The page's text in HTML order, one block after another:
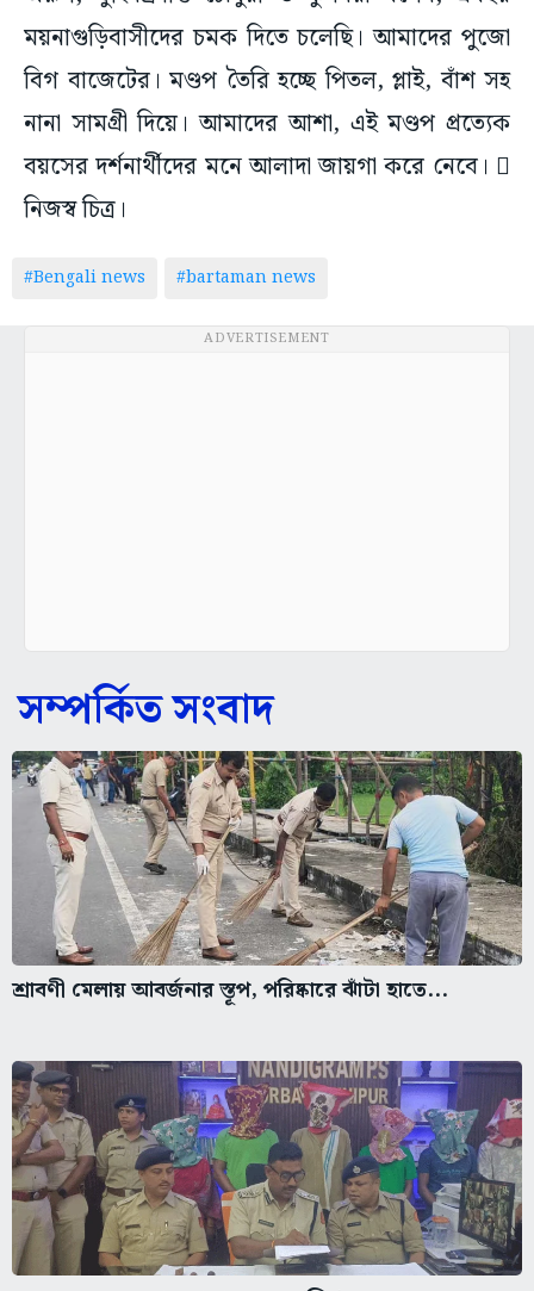
ময়নাগুড়িবাসীদের চমক দিতে চলেছি। আমাদের পুজো
বিগ বাজেটের। মণ্ডপ তৈরি হচ্ছে পিতল, প্লাই, বাঁশ সহ
নানা সামগ্রী দিয়ে। আমাদের আশা, এই মণ্ডপ প্রত্যেক
বয়সের দর্শনার্থীদের মনে আলাদা জায়গা করে নেবে। 
নিজস্ব চিত্র।
#Bengali news #bartaman news
ADVERTISEMENT
সম্পর্কিত সংবাদ
শ্রাবণী মেলায় আবর্জনার স্তূপ, পরিষ্কারে ঝাঁটা হাতে...